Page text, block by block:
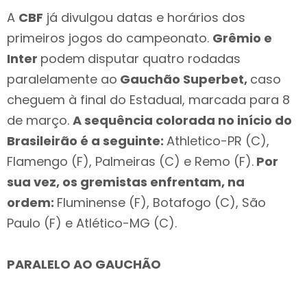
A CBF já divulgou datas e horários dos
primeiros jogos do campeonato. Grêmio e
Inter podem disputar quatro rodadas
paralelamente ao Gauchão Superbet, caso
cheguem à final do Estadual, marcada para 8
de março. A sequência colorada no início do
Brasileirão é a seguinte: Athletico-PR (C),
Flamengo (F), Palmeiras (C) e Remo (F). Por
sua vez, os gremistas enfrentam, na
ordem: Fluminense (F), Botafogo (C), São
Paulo (F) e Atlético-MG (C).
PARALELO AO GAUCHÃO